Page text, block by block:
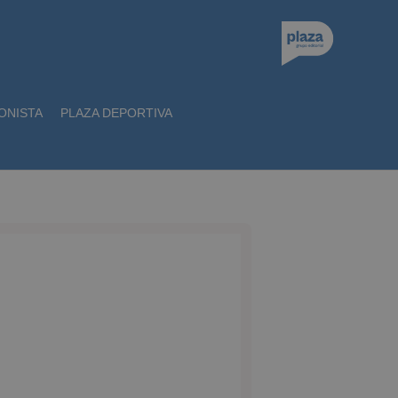
PLAZA DEPORTIVA